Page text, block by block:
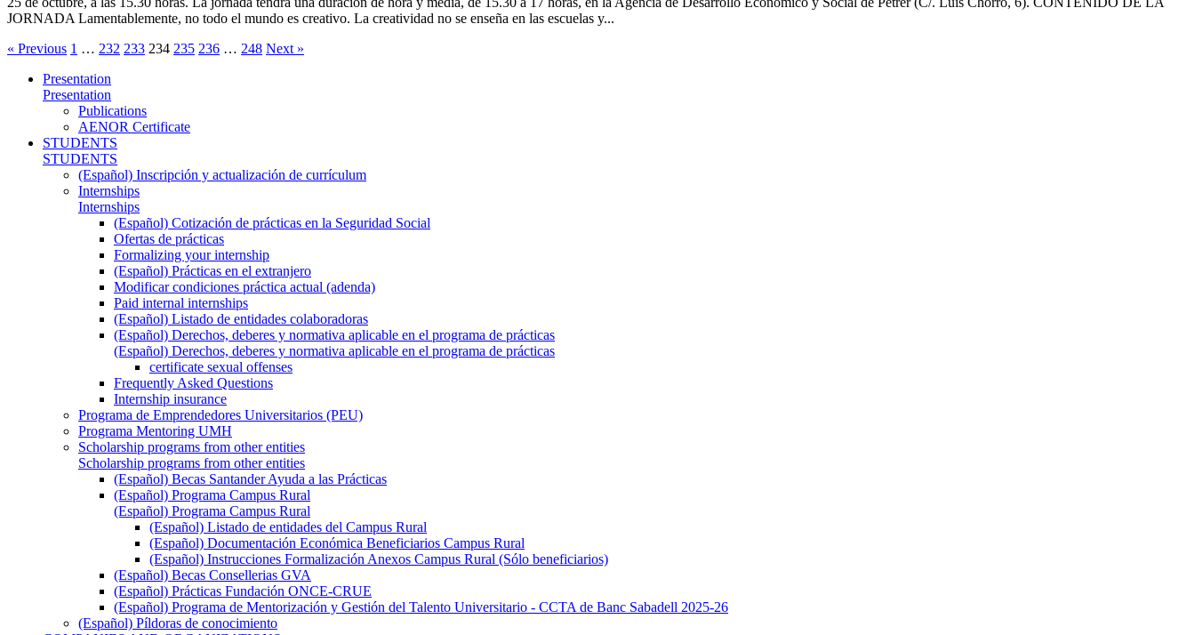
JORNADA Lamentablemente, no todo el mundo es creativo. La creatividad no se enseña en las escuelas y...
« Previous 1 … 232 233 234 235 236 … 248 Next »
Presentation
Presentation
Publications
AENOR Certificate
STUDENTS
STUDENTS
(Español) Inscripción y actualización de currículum
Internships
Internships
(Español) Cotización de prácticas en la Seguridad Social
Ofertas de prácticas
Formalizing your internship
(Español) Prácticas en el extranjero
Modificar condiciones práctica actual (adenda)
Paid internal internships
(Español) Listado de entidades colaboradoras
(Español) Derechos, deberes y normativa aplicable en el programa de prácticas
(Español) Derechos, deberes y normativa aplicable en el programa de prácticas
certificate sexual offenses
Frequently Asked Questions
Internship insurance
Programa de Emprendedores Universitarios (PEU)
Programa Mentoring UMH
Scholarship programs from other entities
Scholarship programs from other entities
(Español) Becas Santander Ayuda a las Prácticas
(Español) Programa Campus Rural
(Español) Programa Campus Rural
(Español) Listado de entidades del Campus Rural
(Español) Documentación Económica Beneficiarios Campus Rural
(Español) Instrucciones Formalización Anexos Campus Rural (Sólo beneficiarios)
(Español) Becas Consellerias GVA
(Español) Prácticas Fundación ONCE-CRUE
(Español) Programa de Mentorización y Gestión del Talento Universitario - CCTA de Banc Sabadell 2025-26
(Español) Píldoras de conocimiento